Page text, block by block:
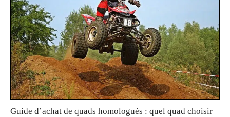
Guide d’achat de quads homologués : quel quad choisir